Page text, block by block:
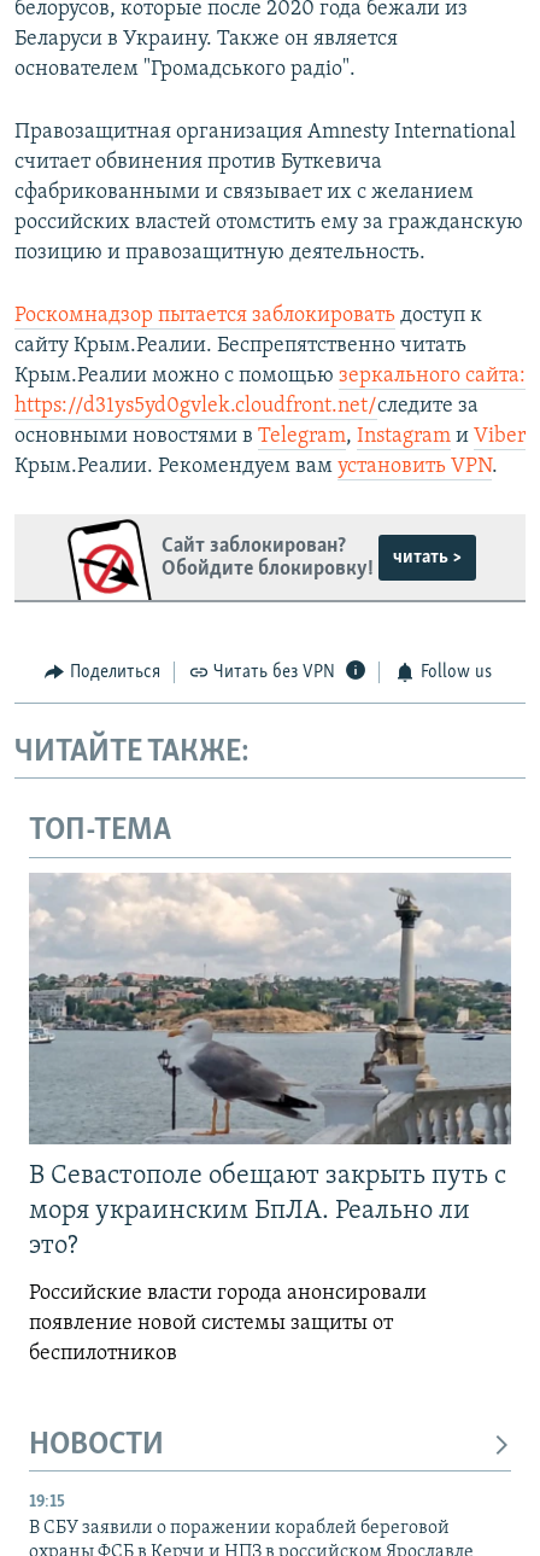
белорусов, которые после 2020 года бежали из
Беларуси в Украину. Также он является
основателем "Громадського радіо".
Правозащитная организация Amnesty International
считает обвинения против Буткевича
сфабрикованными и связывает их с желанием
российских властей отомстить ему за гражданскую
позицию и правозащитную деятельность.
Роскомнадзор пытается заблокировать доступ к
сайту Крым.Реалии. Беспрепятственно читать
Крым.Реалии можно с помощью зеркального сайта:
https://d31ys5yd0gvlek.cloudfront.net/следите за
основными новостями в Telegram, Instagram и Viber
Крым.Реалии. Рекомендуем вам установить VPN.
Сайт заблокирован?
Обойдите блокировку!
читать >
Поделиться Читать без VPN Follow us
ЧИТАЙТЕ ТАКЖЕ:
ТОП-ТЕМА
В Севастополе обещают закрыть путь с
моря украинским БпЛА. Реально ли
это?
Российские власти города анонсировали
появление новой системы защиты от
беспилотников
НОВОСТИ
19:15
В СБУ заявили о поражении кораблей береговой